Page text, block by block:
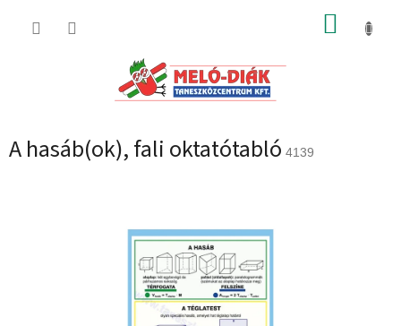
KOSÁR
A hasáb(ok), fali oktatótabló 4139